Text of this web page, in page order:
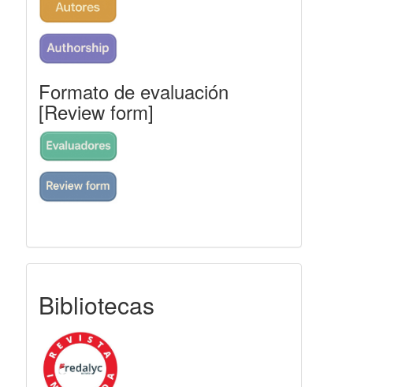
Formato de evaluación
[Review form]
Bibliotecas